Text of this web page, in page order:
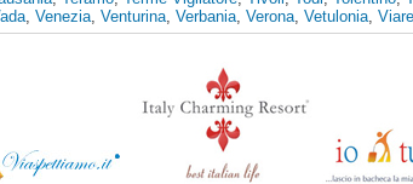
, Venezia, Venturina, Verbania, Verona, Vetulonia,